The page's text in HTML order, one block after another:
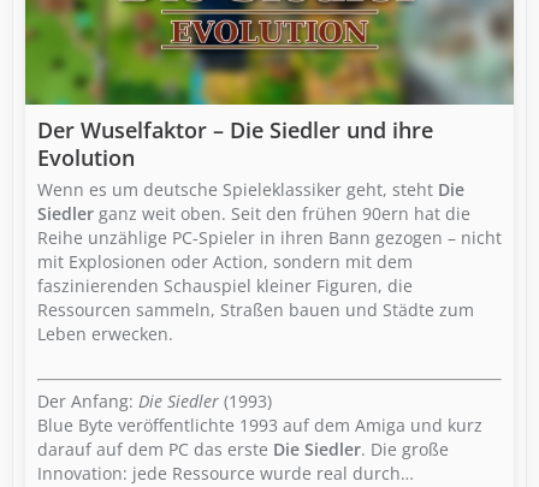
Der Wuselfaktor – Die Siedler und ihre
Evolution
Wenn es um deutsche Spieleklassiker geht, steht Die
Siedler ganz weit oben. Seit den frühen 90ern hat die
Reihe unzählige PC-Spieler in ihren Bann gezogen – nicht
mit Explosionen oder Action, sondern mit dem
faszinierenden Schauspiel kleiner Figuren, die
Ressourcen sammeln, Straßen bauen und Städte zum
Leben erwecken.
Der Anfang: Die Siedler (1993)
Blue Byte veröffentlichte 1993 auf dem Amiga und kurz
darauf auf dem PC das erste Die Siedler. Die große
Innovation: jede Ressource wurde real durch…